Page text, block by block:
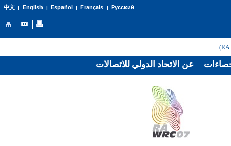
中文| English | Español | Français| Русский
عن الاتحاد الدولي للاتصالات